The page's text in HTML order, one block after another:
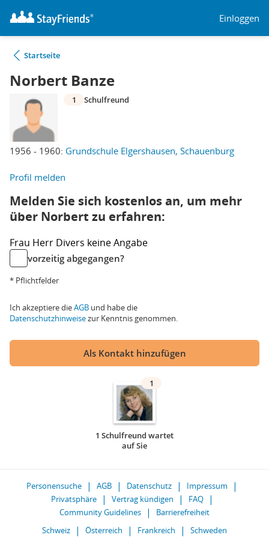
Einloggen
Startseite
Norbert Banze
1956 - 1960: Grundschule Elgershausen, Schauenburg
1 Schulfreund
Profil melden
Melden Sie sich kostenlos an, um mehr
über Norbert zu erfahren:
Frau Herr Divers keine Angabe
vorzeitig abgegangen?
* Pflichtfelder
Ich akzeptiere dieAGB und habe die
Datenschutzhinweisezur Kenntnis genommen.
Als Kontakt hinzufügen
1
1 Schulfreund wartet
auf Sie
Personensuche AGB Datenschutz
Impressum
Privatsphäre
Vertrag kündigen
FAQ
Community Guidelines
Barrierefreiheit
Schweiz
Österreich Frankreich Schweden